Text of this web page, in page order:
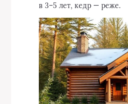
в 3–5 лет, кедр — реже.